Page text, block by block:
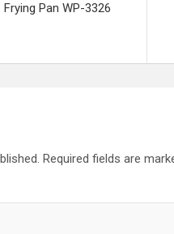
Frying Pan WP-3326
Required fields are